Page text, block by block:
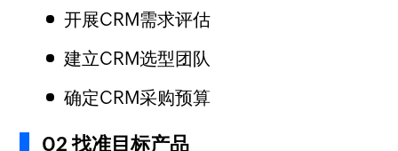
开展CRM需求评估
建立CRM选型团队
确定CRM采购预算
02 找准目标产品